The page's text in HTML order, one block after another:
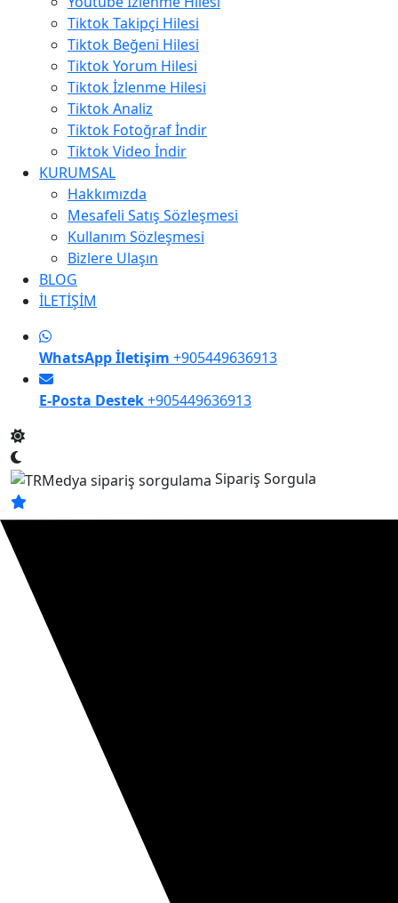
Tiktok Takipçi Hilesi
Tiktok Beğeni Hilesi
Tiktok Yorum Hilesi
Tiktok İzlenme Hilesi
Tiktok Analiz
Tiktok Fotoğraf İndir
Tiktok Video İndir
KURUMSAL
Hakkımızda
Mesafeli Satış Sözleşmesi
Kullanım Sözleşmesi
Bizlere Ulaşın
BLOG
İLETİŞİM
WhatsApp İletişim +905449636913
E-Posta Destek+905449636913
Sipariş Sorgula